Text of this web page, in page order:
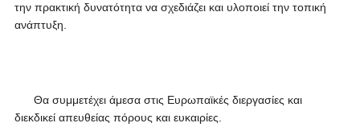
την πρακτική δυνατότητα να σχεδιάζει και υλοποιεί την τοπική
ανάπτυξη.
Θα συμμετέχει άμεσα στις Ευρωπαϊκές διεργασίες και
διεκδικεί απευθείας πόρους και ευκαιρίες.